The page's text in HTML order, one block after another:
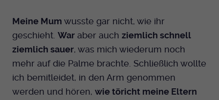
Meine Mum wusste gar nicht, wie ihr
geschieht. War aber auch ziemlich schnell
ziemlich sauer, was mich wiederum noch
mehr auf die Palme brachte. Schließlich wollte
ich bemitleidet, in den Arm genommen
werden und hören, wie töricht meine Eltern